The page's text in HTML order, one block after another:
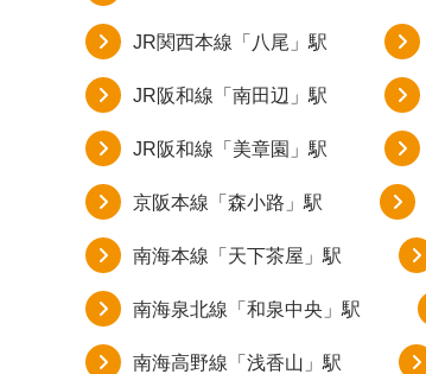
JR関西本線「八尾」駅
JR阪和線「南田辺」駅
JR阪和線「美章園」駅
京阪本線「森小路」駅
南海本線「天下茶屋」駅
南海泉北線「和泉中央」駅
南海高野線「浅香山」駅